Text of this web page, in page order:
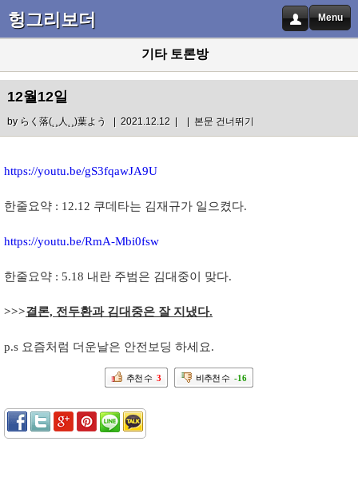
헝그리보더 Menu
기타 토론방
12월12일
by らく落(˛¸人˛¸)葉よう | 2021.12.12 | | 본문 건너뛰기
https://youtu.be/gS3fqawJA9U
한줄요약 : 12.12 쿠데타는 김재규가 일으켰다.
https://youtu.be/RmA-Mbi0fsw
한줄요약 : 5.18 내란 주범은 김대중이 맞다.
>>>결론, 전두환과 김대중은 잘 지냈다.
p.s 요즘처럼 더운날은 안전보딩 하세요.
추천 수 3 비추천 수 -16